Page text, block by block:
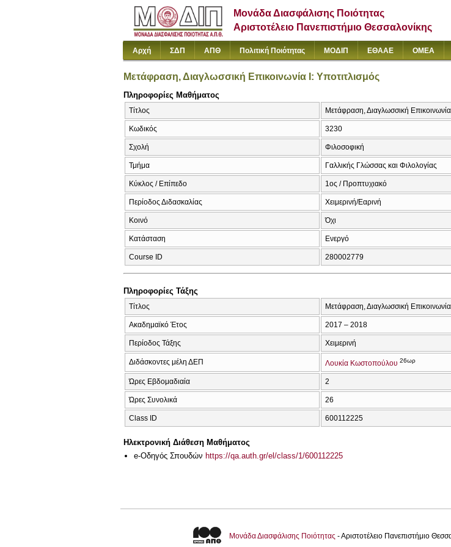
Μονάδα Διασφάλισης Ποιότητας
Αριστοτέλειο Πανεπιστήμιο Θεσσαλονίκης
Αρχή ΣΔΠ ΑΠΘ Πολιτική Ποιότητας ΜΟΔΙΠ ΕΘΑΑΕ ΟΜΕΑ
Μετάφραση, Διαγλωσσική Επικοινωνία Ι: Υποτιτλισμός
Πληροφορίες Μαθήματος
Τίτλος Μετάφραση, Διαγλωσσική
Κωδικός 3230
Σχολή Φιλοσοφική
Τμήμα Γαλλικής Γλώσσας και Φιλολογίας
Κύκλος / Επίπεδο 1ος / Προπτυχιακό
Περίοδος Διδασκαλίας Χειμερινή/Εαρινή
Κοινό Όχι
Κατάσταση Ενεργό
Course ID 280002779
Πληροφορίες Τάξης
Τίτλος Μετάφραση, Διαγλωσσική Επικοινωνία
Ακαδημαϊκό Έτος 2017 – 2018
Περίοδος Τάξης Χειμερινή
Διδάσκοντες μέλη ΔΕΠ Λουκία Κωστοπούλου 26ωρ
Ώρες Εβδομαδιαία 2
Ώρες Συνολικά 26
Class ID 600112225
Ηλεκτρονική Διάθεση Μαθήματος
e-Οδηγός Σπουδών https://qa.auth.gr/el/class/1/600112225
Μονάδα Διασφάλισης Ποιότητας - Αριστοτέλειο Πανεπιστήμιο